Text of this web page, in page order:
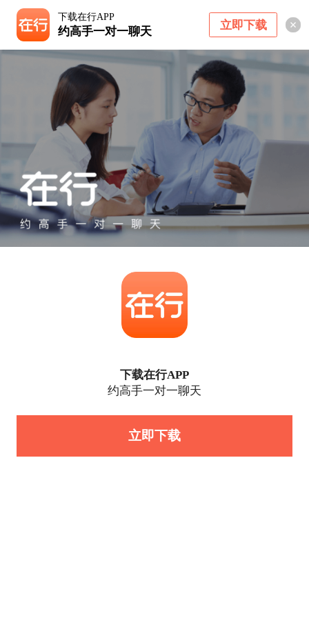
下载在行APP
约高手一对一聊天 立即下载
下载在行APP
约高手一对一聊天
立即下载